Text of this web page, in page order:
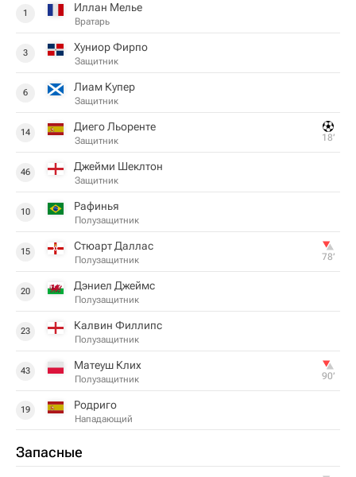
1 Иллан Мелье
Вратарь
3 Хуниор Фирпо
Защитник
6 Лиам Купер
Защитник
14 Диего Льоренте
Защитник 18‎’‎
46 Джейми Шеклтон
Защитник
10 Рафинья
Полузащитник
15 Стюарт Даллас
Полузащитник 78‎’‎
20 Дэниел Джеймс
Полузащитник
23 Калвин Филлипс
Полузащитник
43 Матеуш Клих
Полузащитник 90‎’‎
19 Родриго
Нападающий
Запасные